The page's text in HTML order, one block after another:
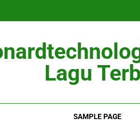
Lagu
SAMPLE PAGE